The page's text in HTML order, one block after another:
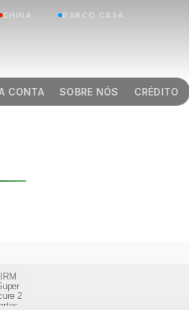
CHINA BARCO CASA
CONTA SOBRE NÓS CRÉDITO
2